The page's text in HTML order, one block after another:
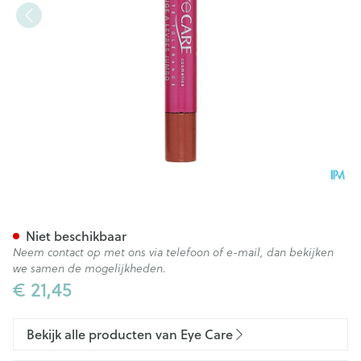
€ 21,45
Niet beschikbaar
Neem contact op met ons via telefoon of e-mail, dan bekijken
we samen de mogelijkheden.
Bekijk alle producten van Eye Care